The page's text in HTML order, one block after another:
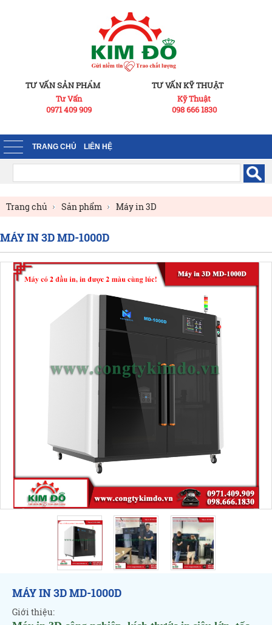
TƯ VẤN SẢN PHẨM
Tư Vấn
0971 409 909
TƯ VẤN KỸ THUẬT
Kỹ Thuật
098 666 1830
TRANG CHỦ LIÊN HỆ
Trang chủ Sản phẩm
Máy in 3D
Máy in 3D công nghiệp
MÁY IN 3D MD-1000D
MÁY IN 3D MD-1000D
Giới thiệu: